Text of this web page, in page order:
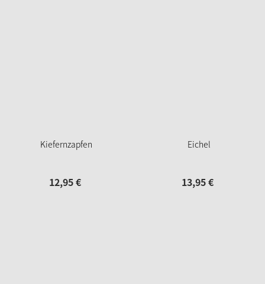
Kiefernzapfen
12,95€
Eichel
13,95€